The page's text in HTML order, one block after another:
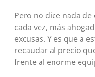
Pero no dice nada
cada vez, más
excusas. Y es que a
recaudar al precio
frente al enorme